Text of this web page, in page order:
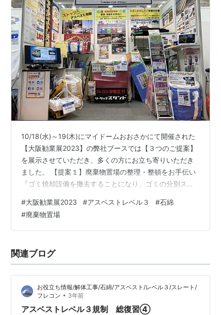
10/18(水)～19(木)にマイドームおおさかにて開催された
【大阪勧業展2023】の弊社ブースでは【３つのご提案】
を展示させていただき、多くの方にお立ち寄りいただき
ました。 【提案１】廃棄物置場の整理・整頓をお手伝い
『ゴミ焼却設備を撤去することになり、ゴミの分別ステ
＋｢スタンド（ツータッチスタンド８５０）｣の組合せに
よる｢資源分別ステーション｣をオススメしたところ、
『５色の分別用カラーシートで視覚的に分別できる点が
ニフレコン（ハーフドラムバッグ）｣や、自立式の｢ワン
タッチキューブ｣など…
#大阪勧業展2023 #アスベストレベル３ #石綿
#廃棄物置場
関連ブログ
お役立ち情報/解体工事/石綿/アスベスト/レベル３/スレート/
フレコン • 3年前
アスベストレベル３規制 総復習④